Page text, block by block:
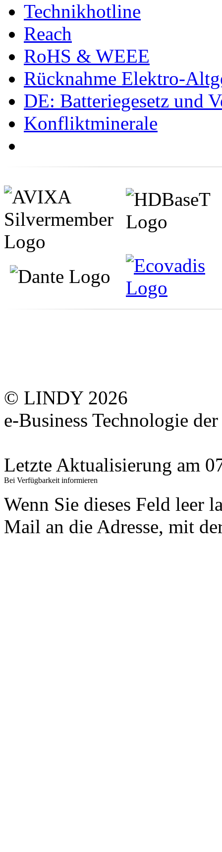
Technikhotline
Reach
RoHS & WEEE
Rücknahme Elektro-
DE: Batteriegesetz und
Konfliktminerale
© LINDY 2026
e-Business Technologie
Letzte Aktualisierung am
Bei Verfügbarkeit informieren
Wenn Sie dieses Feld leer
Mail an die Adresse, mit